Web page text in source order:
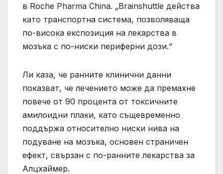
в Roche Pharma China. „Brainshuttle действа
като транспортна система, позволяваща
по-висока експозиция на лекарства в
мозъка с по-ниски периферни дози.“
Ли каза, че ранните клинични данни
показват, че лечението може да премахне
повече от 90 процента от токсичните
амилоидни плаки, като същевременно
поддържа относително ниски нива на
подуване на мозъка, основен страничен
ефект, свързан с по-ранните лекарства за
Алцхаймер.